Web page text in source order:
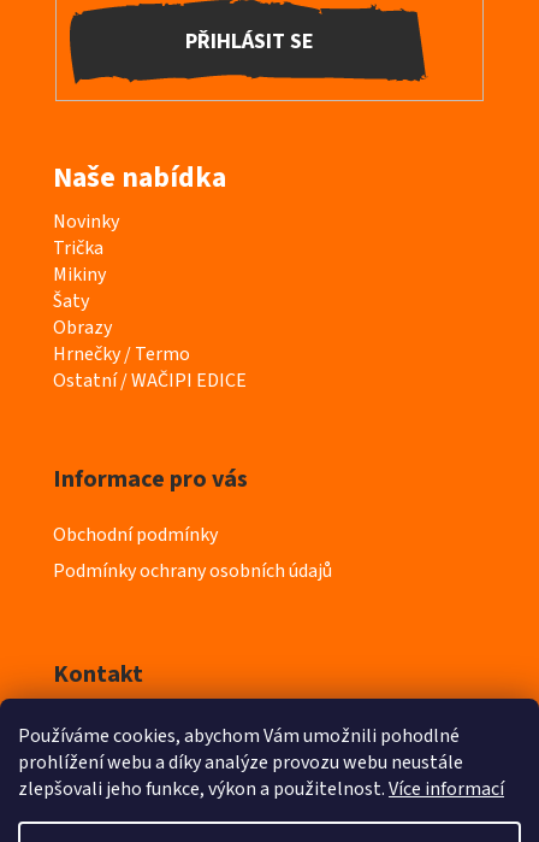
Používáme cookies, abychom Vám umožnili pohodlné
prohlížení webu a díky analýze provozu webu neustále
zlepšovali jeho funkce, výkon a použitelnost.Více informací
PŘIHLÁSIT SE
Naše nabídka
K
a
t
e
g
o
r
Novinky
Trička
Mikiny
Šaty
Obrazy
Hrnečky / Termo
Ostatní / WAČIPI EDICE
Informace pro vás
Obchodní podmínky
Podmínky ochrany osobních údajů
Kontakt
info@iyeska.cz
603 218 411